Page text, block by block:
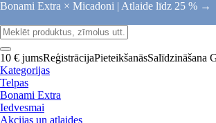
Bonami Extra × Micadoni | Atlaide līdz 25 % →
10 € jumsReģistrācijaPieteikšanāsSalīdzināšana
Kategorijas
Telpas
Bonami Extra
Iedvesmai
Akcijas un atlaides